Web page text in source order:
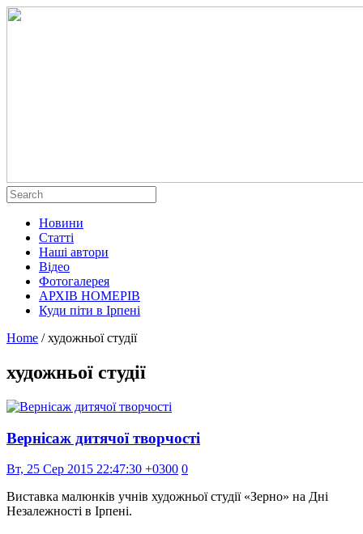
Новини
Статті
Наші автори
Відео
Фотогалерея
АРХІВ НОМЕРІВ
Куди піти в Ірпені
Home / художньої студії
художньої студії
Вернісаж дитячої творчості
Вт, 25 Сер 2015 22:47:30 +0300 0
Виставка малюнків учнів художньої студії «Зерно» на Дні
Незалежності в Ірпені.